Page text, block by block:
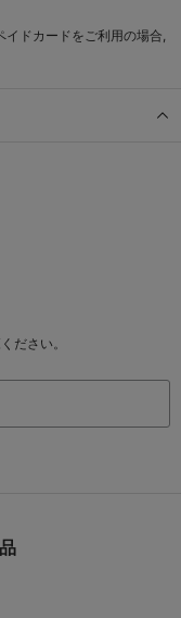
イドカードをご利用の場合,
ださい。